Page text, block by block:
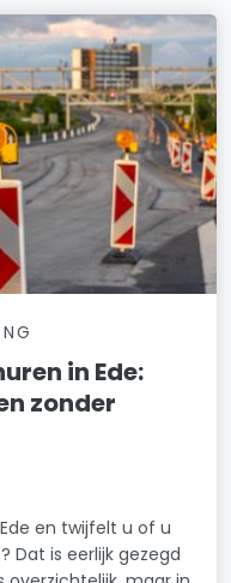
in Ede:
zonder
en twijfelt u of u
Dat is eerlijk gezegd